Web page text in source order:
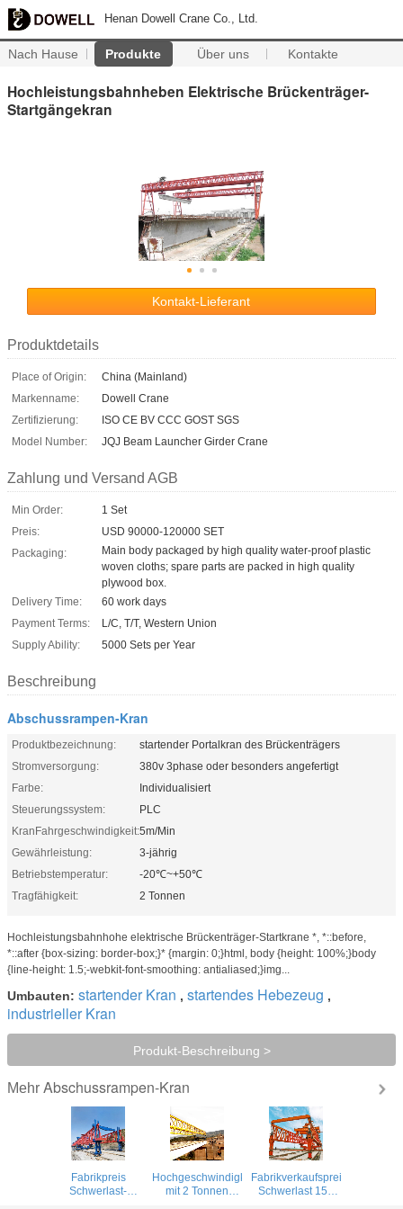
Henan Dowell Crane Co., Ltd.
Nach Hause Produkte Über uns Kontakte
Hochleistungsbahnheben Elektrische Brückenträger-
Startgängekran
Kontakt-Lieferant
Produktdetails
Place of Origin:
China (Mainland)
Markenname:
Dowell Crane
Zertifizierung:
ISO CE BV CCC GOST SGS
Model Number:
JQJ Beam Launcher Girder Crane
Zahlung und Versand AGB
Min Order:
1 Set
Preis:
USD 90000-120000 SET
Packaging:
Main body packaged by high quality water-proof plastic
woven cloths; spare parts are packed in high quality
plywood box.
Delivery Time:
60 work days
Payment Terms:
L/C, T/T, Western Union
Supply Ability:
5000 Sets per Year
Beschreibung
Abschussrampen-Kran
Produktbezeichnung:
startender Portalkran des Brückenträgers
Stromversorgung:
380v 3phase oder besonders angefertigt
Farbe:
Individualisiert
Steuerungssystem:
PLC
KranFahrgeschwindigkeit:5m/Min
Gewährleistung:
3-jährig
Betriebstemperatur:
-20℃~+50℃
Tragfähigkeit:
2 Tonnen
Hochleistungsbahnhohe elektrische Brückenträger-Startkrane *, *::before,
*::after {box-sizing: border-box;}* {margin: 0;}html, body {height: 100%;}body
{line-height: 1.5;-webkit-font-smoothing: antialiased;}img...
Umbauten: startender Kran , startendes Hebezeug ,
industrieller Kran
Produkt-Beschreibung >
Mehr Abschussrampen-Kran
Fabrikpreis
Schwerlast-
Hochgeschwindigkeitsstraßenbrückenstrahlwerfer
mit 2 Tonnen
Fabrikverkaufspreis
Schwerlast 150